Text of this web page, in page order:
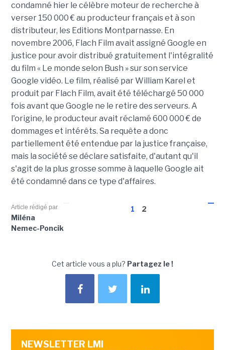
condamné hier le célèbre moteur de recherche à
verser 150 000 € au producteur français et à son
distributeur, les Editions Montparnasse. En
novembre 2006, Flach Film avait assigné Google en
justice pour avoir distribué gratuitement l'intégralité
du film « Le monde selon Bush » sur son service
Google vidéo. Le film, réalisé par William Karel et
produit par Flach Film, avait été téléchargé 50 000
fois avant que Google ne le retire des serveurs. A
l'origine, le producteur avait réclamé 600 000 € de
dommages et intérêts. Sa requête a donc
partiellement été entendue par la justice française,
mais la société se déclare satisfaite, d'autant qu'il
s'agit de la plus grosse somme à laquelle Google ait
été condamné dans ce type d'affaires.
1 2
Article rédigé par
Miléna
Nemec-Poncik
Cet article vous a plu? Partagez le !
NEWSLETTER LMI